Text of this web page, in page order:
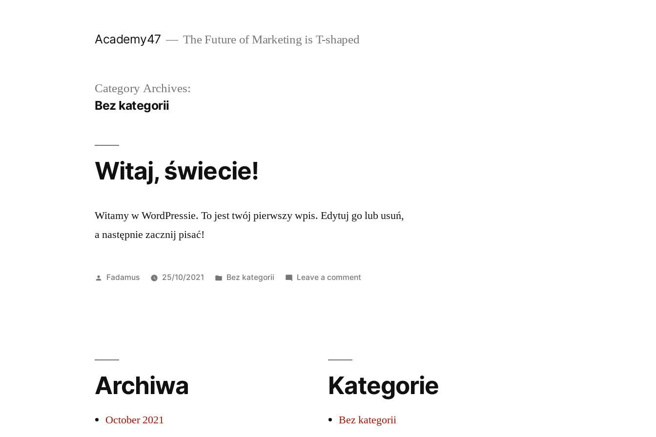
Academy47 The Future of Marketing is T-shaped
Category Archives:
Bez kategorii
Witaj, świecie!
Witamy w WordPressie. To jest twój pierwszy wpis. Edytuj go lub usuń,
a następnie zacznij pisać!
Posted
Fadamus 25/10/2021
Posted
Bez kategorii Leave a commenton
Archiwa
October 2021
Kategorie
Bez kategorii